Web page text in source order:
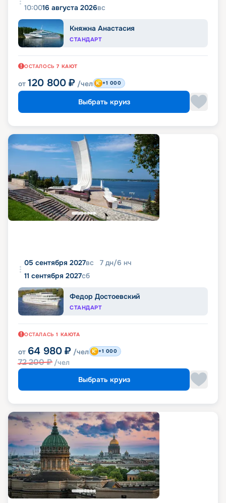
10:0016 августа 2026вс
Княжна Анастасия
СТАНДАРТ
ОСТАЛОСЬ 7 КАЮТ
от 120 800 ₽ /чел +1 000
Выбрать круиз
05 сентября 2027вс 7 дн/6 нч
11 сентября 2027сб
Федор Достоевский
СТАНДАРТ
ОСТАЛАСЬ 1 КАЮТА
от 64 980 ₽ /чел
72 200₽ /чел
+1 000
Выбрать круиз